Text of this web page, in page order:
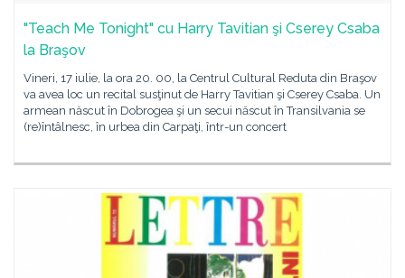
"Teach Me Tonight" cu Harry Tavitian şi Cserey Csaba
la Braşov
Vineri, 17 iulie, la ora 20. 00, la Centrul Cultural Reduta din Braşov
va avea loc un recital susţinut de Harry Tavitian şi Cserey Csaba. Un
armean născut în Dobrogea şi un secui născut în Transilvania se
(re)întâlnesc, în urbea din Carpaţi, într-un concert